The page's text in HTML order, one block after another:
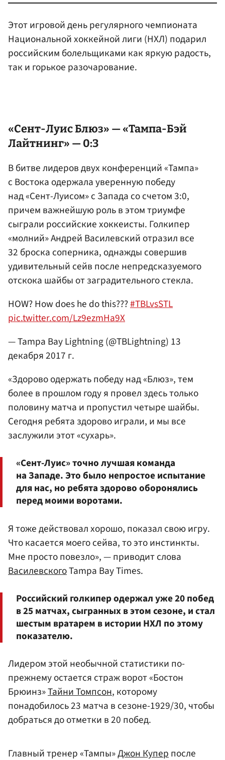
Этот игровой день регулярного чемпионата
Национальной хоккейной лиги (НХЛ) подарил
российским болельщиками как яркую радость,
так и горькое разочарование.
«Сент-Луис Блюз» — «Тампа-Бэй
Лайтнинг» — 0:3
В битве лидеров двух конференций «Тампа»
с Востока одержала уверенную победу
над «Сент-Луисом» с Запада со счетом 3:0,
причем важнейшую роль в этом триумфе
сыграли российские хоккеисты. Голкипер
«молний» Андрей Василевский отразил все
32 броска соперника, однажды совершив
удивительный сейв после непредсказуемого
отскока шайбы от заградительного стекла.
HOW? How does he do this???#TBLvsSTL
pic.twitter.com/Lz9ezmHa9X
— Tampa Bay Lightning (@TBLightning) 13
декабря 2017 г.
«Здорово одержать победу над «Блюз», тем
более в прошлом году я провел здесь только
половину матча и пропустил четыре шайбы.
Сегодня ребята здорово играли, и мы все
заслужили этот «сухарь».
«Сент-Луис» точно лучшая команда
на Западе. Это было непростое испытание
для нас, но ребята здорово оборонялись
перед моими воротами.
Я тоже действовал хорошо, показал свою игру.
Что касается моего сейва, то это инстинкты.
Мне просто повезло», — приводит слова
ВасилевскогоTampa Bay Times.
Российский голкипер одержал уже 20 побед
в 25 матчах, сыгранных в этом сезоне, и стал
шестым вратарем в истории НХЛ по этому
показателю.
Лидером этой необычной статистики по-
прежнему остается страж ворот «Бостон
Брюинз»Тайни Томпсон, которому
понадобилось 23 матча в сезоне-1929/30, чтобы
добраться до отметки в 20 побед.
Главный тренер «Тампы»Джон Куперпосле